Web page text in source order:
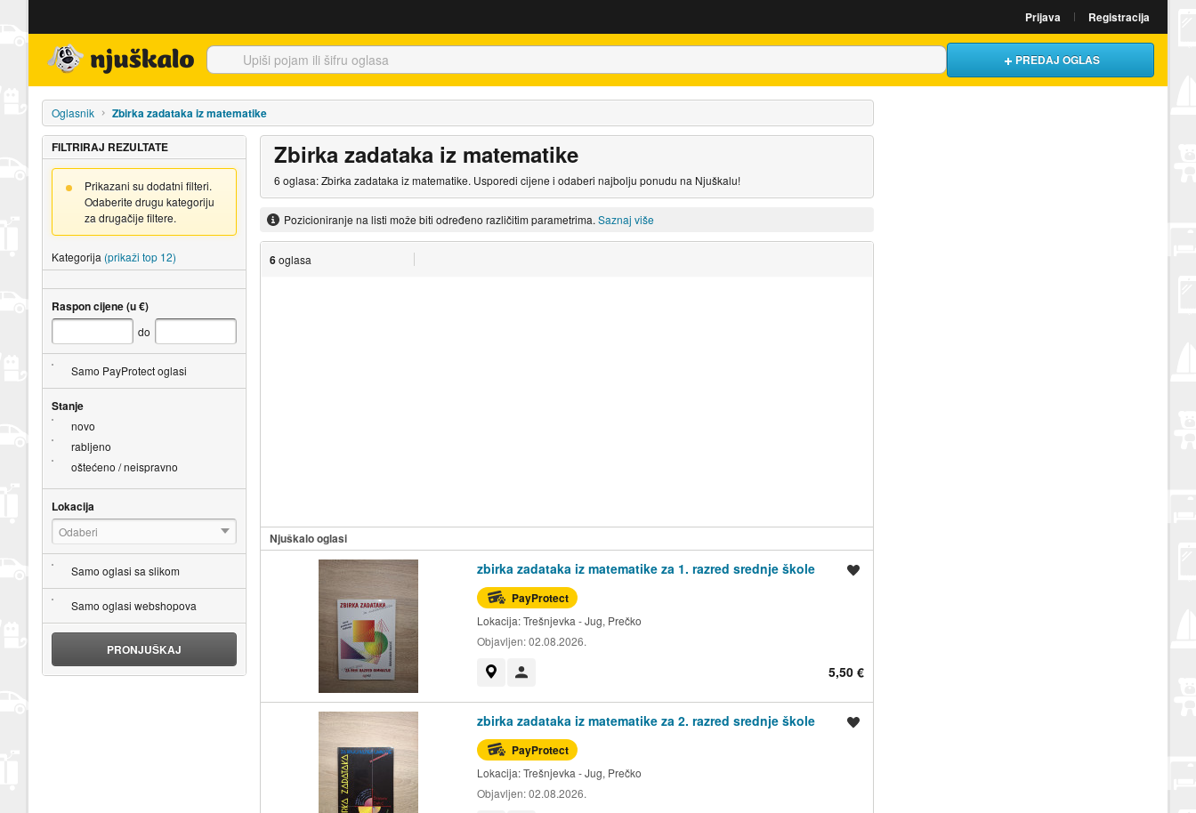
Prijava Registracija
PREDAJ OGLAS
Oglasnik Zbirka zadataka iz matematike
Zbirka zadataka iz matematike
6 oglasa: Zbirka zadataka iz matematike. Usporedi cijene i odaberi najbolju ponudu na Njuškalu!
Pozicioniranje na listi može biti određeno različitim parametrima. Saznaj više
6oglasa
Njuškalo oglasi
zbirka zadataka iz matematike za 1. razred srednje škole
PayProtect
Lokacija:Trešnjevka - Jug, Prečko
Objavljen:02.08.2026.
5,50 €
zbirka zadataka iz matematike za 2. razred srednje škole
PayProtect
Lokacija:Trešnjevka - Jug, Prečko
Objavljen:02.08.2026.
FILTRIRAJ REZULTATE
Prikazani su dodatni filteri.
Odaberite drugu kategoriju
za drugačije filtere.
Kategorija (prikaži top 12)
Raspon cijene (u €)
do
Samo PayProtect oglasi
Stanje
novo
rabljeno
oštećeno / neispravno
Lokacija
Odaberi
Samo oglasi sa slikom
Samo oglasi webshopova
PRONJUŠKAJ